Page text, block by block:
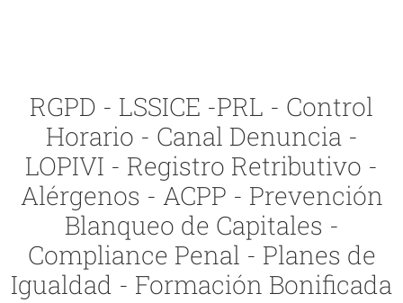
RGPD - LSSICE -PRL - Control
Horario - Canal Denuncia -
LOPIVI - Registro Retributivo -
Alérgenos - ACPP - Prevención
Blanqueo de Capitales -
Compliance Penal - Planes de
Igualdad - Formación Bonificada